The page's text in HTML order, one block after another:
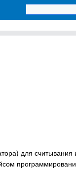
для считывания